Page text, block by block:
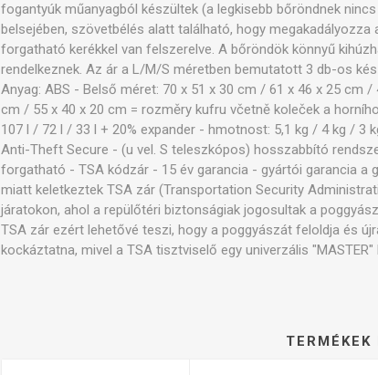
fogantyúk műanyagból készültek (a legkisebb bőröndnek
belsejében, szövetbélés alatt található, hogy
forgatható kerékkel van felszerelve. A bőröndök könnyű
rendelkeznek. Az ár a L/M/S méretben bemutatott 3 db-os
Anyag: ABS - Belső méret: 70 x 51 x 30 cm / 61 x 46 x 25 cm
cm / 55 x 40 x 20 cm = rozměry kufru včetně koleček a
107 l / 72 l / 33 l + 20% expander - hmotnost: 5,1 kg / 4 kg /
Anti-Theft Secure - (u vel. S teleszkópos) hosszabbító
forgatható - TSA kódzár - 15 év garancia - gyártói garancia a
miatt keletkeztek TSA zár (Transportation Security
járatokon, ahol a repülőtéri biztonságiak jogosultak a
TSA zár ezért lehetővé teszi, hogy a poggyászát feloldja és
kockáztatna, mivel a TSA tisztviselő egy univerzális
TERMÉKEK